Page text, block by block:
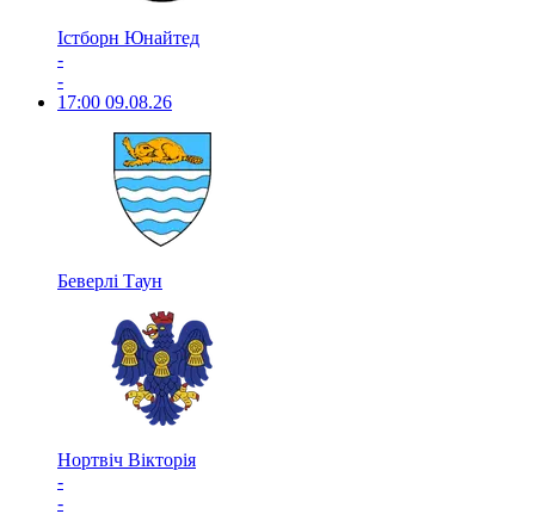
Істборн Юнайтед
-
-
17:00 09.08.26
Беверлі Таун
Нортвіч Вікторія
-
-